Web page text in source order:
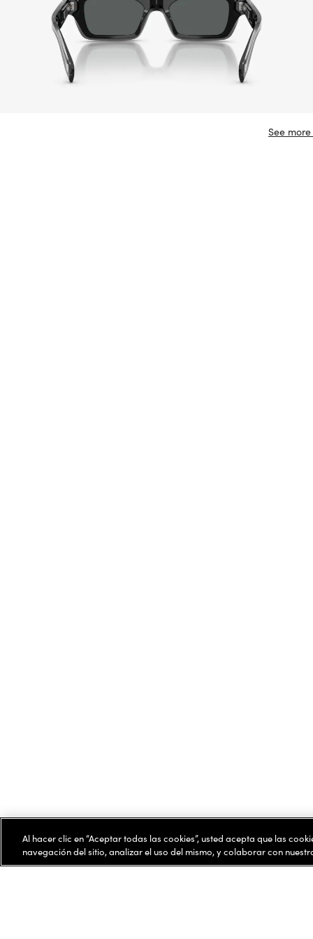
See
Al hacer clic en “Aceptar todas las cookies”, usted acepta que las
navegación del sitio, analizar el uso del mismo, y colaborar con